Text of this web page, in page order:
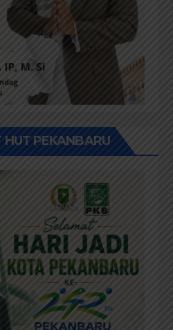
PEKANBARU